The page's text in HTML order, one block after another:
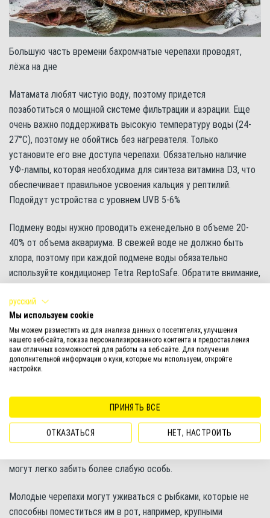
Большую часть времени бахромчатые черепахи проводят,
лёжа на дне
Матамата любят чистую воду, поэтому придется
позаботиться о мощной системе фильтрации и аэрации. Еще
очень важно поддерживать высокую температуру воды (24-
27°С), поэтому не обойтись без нагревателя. Только
установите его вне доступа черепахи. Обязательно наличие
УФ-лампы, которая необходима для синтеза витамина D3, что
обеспечивает правильное усвоения кальция у рептилий.
Подойдут устройства с уровнем UVB 5-6%
Подмену воды нужно проводить еженедельно в объеме 20-
40% от объема аквариума. В свежей воде не должно быть
хлора, поэтому при каждой подмене воды обязательно
используйте кондиционер Tetra ReptoSafe. Обратите внимание,
кислой (pH=5,0-5,5). Поэтому может потребоваться
фильтрация через торф или внесение специальных препаратов.
Бахромчатые черепахи не очень любят, когда их берут на руки,
так как испытывают стресс, поэтому старайтесь делать это
пореже.
Совместимость
Бахромчатые черепахи неплохо уживаются друг с другом.
Главное, чтобы размер рептилий был примерно одинаковый.
могут легко забить более слабую особь.
Молодые черепахи могут уживаться с рыбками, которые не
способны поместиться им в рот, например, крупными
русский
Мы используем cookie
Мы можем разместить их для анализа данных о посетителях, улучшения
нашего веб-сайта, показа персонализированного контента и предоставления
вам отличных возможностей для работы на веб-сайте. Для получения
дополнительной информации о куки, которые мы используем, откройте
настройки.
ПРИНЯТЬ ВСЕ
ОТКАЗАТЬСЯ НЕТ, НАСТРОИТЬ